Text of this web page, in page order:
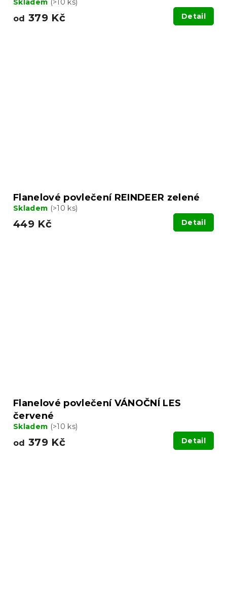
Skladem (>10 ks)
od 379 Kč Detail
Flanelové povlečení REINDEER zelené
Skladem (>10 ks)
449 Kč Detail
Flanelové povlečení VÁNOČNÍ LES
červené
Skladem (>10 ks)
od 379 Kč Detail